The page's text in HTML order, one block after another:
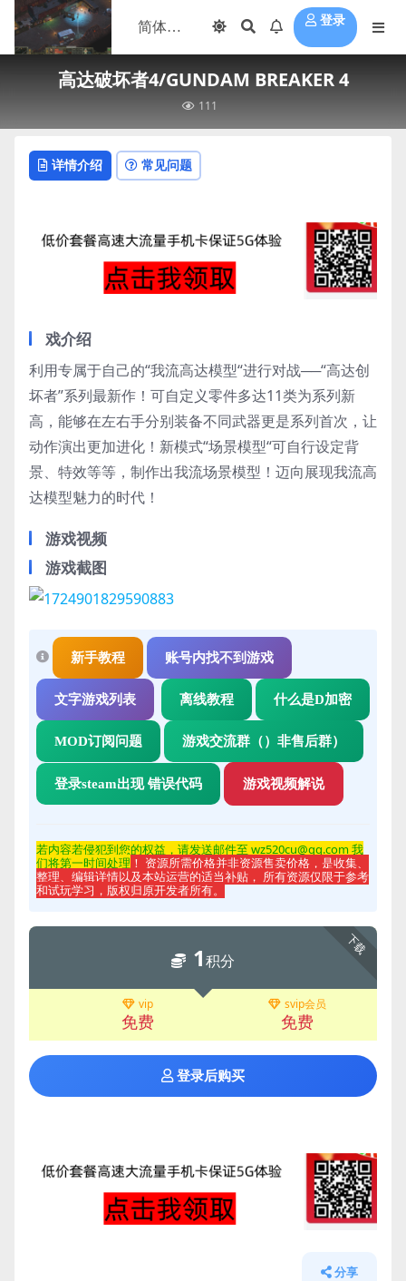
登录
高达破坏者4/GUNDAM BREAKER 4
111
详情介绍 常见问题
戏介绍
利用专属于自己的“我流高达模型“进行对战──“高达创
坏者”系列最新作！可自定义零件多达11类为系列新
高，能够在左右手分别装备不同武器更是系列首次，让
动作演出更加进化！新模式“场景模型“可自行设定背
景、特效等等，制作出我流场景模型！迈向展现我流高
达模型魅力的时代！
游戏视频
游戏截图
新手教程 账号内找不到游戏
文字游戏列表 离线教程 什么是D加密
MOD订阅问题 游戏交流群（）非售后群）
登录steam出现 错误代码 游戏视频解说
若内容若侵犯到您的权益，请发送邮件至 wz520cu@qq.com 我
们将第一时间处理 ！ 资源所需价格并非资源售卖价格，是收集、
整理、编辑详情以及本站运营的适当补贴， 所有资源仅限于参考
和试玩学习，版权归原开发者所有。
下载
1积分
vip
免费
svip会员
免费
登录后购买
分享